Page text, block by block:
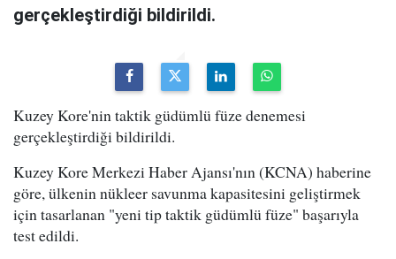
gerçekleştirdiği bildirildi.
Kuzey Kore'nin taktik güdümlü füze denemesi
gerçekleştirdiği bildirildi.
Kuzey Kore Merkezi Haber Ajansı'nın (KCNA) haberine
göre, ülkenin nükleer savunma kapasitesini geliştirmek
için tasarlanan "yeni tip taktik güdümlü füze" başarıyla
test edildi.